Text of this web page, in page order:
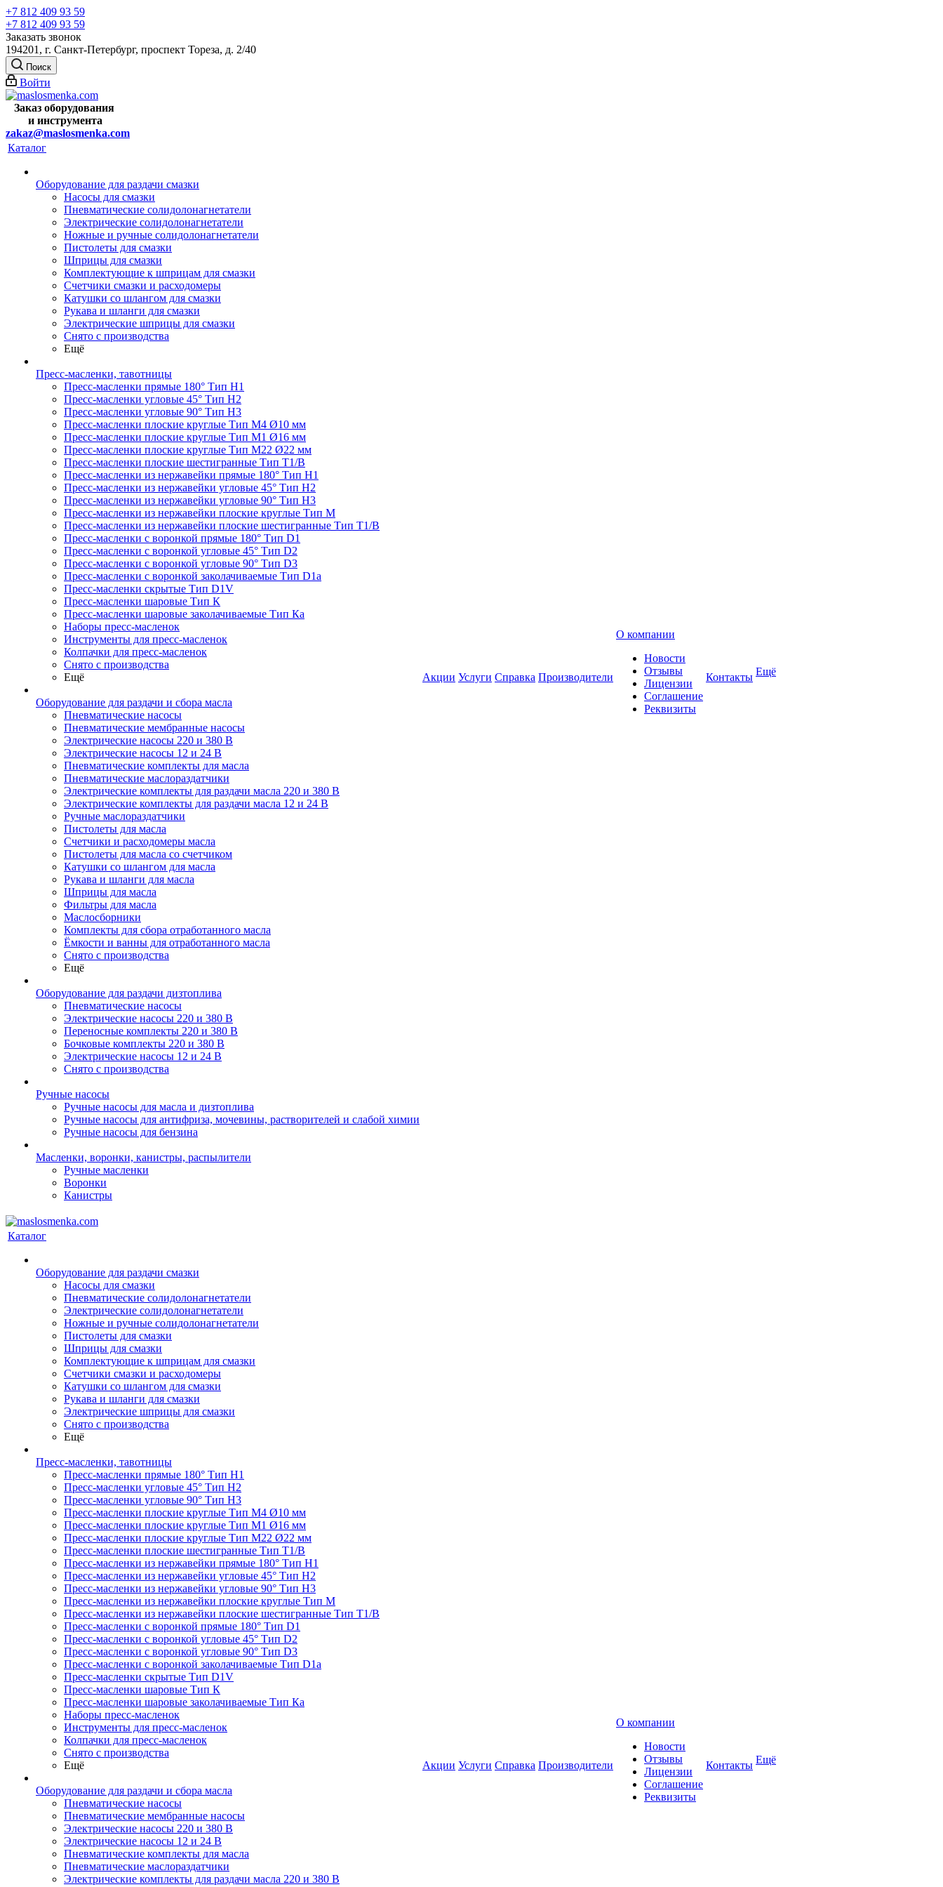
+7 812 409 93 59
+7 812 409 93 59
Заказать звонок
194201, г. Санкт-Петербург, проспект Тореза, д. 2/40
Поиск
Войти
Заказ оборудования
и инструмента
zakaz@maslosmenka.com
Каталог
Оборудование для раздачи смазки
Насосы для смазки
Пневматические солидолонагнетатели
Электрические солидолонагнетатели
Ножные и ручные солидолонагнетатели
Пистолеты для смазки
Шприцы для смазки
Комплектующие к шприцам для смазки
Счетчики смазки и расходомеры
Катушки со шлангом для смазки
Рукава и шланги для смазки
Электрические шприцы для смазки
Снято с производства
Ещё
Пресс-масленки, тавотницы
Пресс-масленки прямые 180° Тип H1
Пресс-масленки угловые 45° Тип H2
Пресс-масленки угловые 90° Тип H3
Пресс-масленки плоские круглые Тип M4 Ø10 мм
Пресс-масленки плоские круглые Тип M1 Ø16 мм
Пресс-масленки плоские круглые Тип M22 Ø22 мм
Пресс-масленки плоские шестигранные Тип T1/B
Пресс-масленки из нержавейки прямые 180° Тип H1
Пресс-масленки из нержавейки угловые 45° Тип H2
Пресс-масленки из нержавейки угловые 90° Тип H3
Пресс-масленки из нержавейки плоские круглые Тип M
Пресс-масленки из нержавейки плоские шестигранные Тип T1/B
Пресс-масленки с воронкой прямые 180° Тип D1
Пресс-масленки с воронкой угловые 45° Тип D2
Пресс-масленки с воронкой угловые 90° Тип D3
Пресс-масленки с воронкой заколачиваемые Тип D1a
Пресс-масленки скрытые Тип D1V
Пресс-масленки шаровые Тип К
Пресс-масленки шаровые заколачиваемые Тип Кa
Наборы пресс-масленок
Инструменты для пресс-масленок
Колпачки для пресс-масленок
Снято с производства
Ещё
Оборудование для раздачи и сбора масла
Пневматические насосы
Пневматические мембранные насосы
Электрические насосы 220 и 380 В
Электрические насосы 12 и 24 В
Пневматические комплекты для масла
Пневматические маслораздатчики
Электрические комплекты для раздачи масла 220 и 380 В
Электрические комплекты для раздачи масла 12 и 24 В
Ручные маслораздатчики
Пистолеты для масла
Счетчики и расходомеры масла
Пистолеты для масла со счетчиком
Катушки со шлангом для масла
Рукава и шланги для масла
Шприцы для масла
Фильтры для масла
Маслосборники
Комплекты для сбора отработанного масла
Ёмкости и ванны для отработанного масла
Снято с производства
Ещё
Оборудование для раздачи дизтоплива
Пневматические насосы
Электрические насосы 220 и 380 В
Переносные комплекты 220 и 380 В
Бочковые комплекты 220 и 380 В
Электрические насосы 12 и 24 В
Снято с производства
Ручные насосы
Ручные насосы для масла и дизтоплива
Ручные насосы для антифриза, мочевины, растворителей и слабой химии
Ручные насосы для бензина
Масленки, воронки, канистры, распылители
Ручные масленки
Воронки
Канистры
Акции Услуги Справка Производители
О компании
Новости
Отзывы
Лицензии
Соглашение
Реквизиты
Контакты Ещё
Каталог
Оборудование для раздачи смазки
Насосы для смазки
Пневматические солидолонагнетатели
Электрические солидолонагнетатели
Ножные и ручные солидолонагнетатели
Пистолеты для смазки
Шприцы для смазки
Комплектующие к шприцам для смазки
Счетчики смазки и расходомеры
Катушки со шлангом для смазки
Рукава и шланги для смазки
Электрические шприцы для смазки
Снято с производства
Ещё
Пресс-масленки, тавотницы
Пресс-масленки прямые 180° Тип H1
Пресс-масленки угловые 45° Тип H2
Пресс-масленки угловые 90° Тип H3
Пресс-масленки плоские круглые Тип M4 Ø10 мм
Пресс-масленки плоские круглые Тип M1 Ø16 мм
Пресс-масленки плоские круглые Тип M22 Ø22 мм
Пресс-масленки плоские шестигранные Тип T1/B
Пресс-масленки из нержавейки прямые 180° Тип H1
Пресс-масленки из нержавейки угловые 45° Тип H2
Пресс-масленки из нержавейки угловые 90° Тип H3
Пресс-масленки из нержавейки плоские круглые Тип M
Пресс-масленки из нержавейки плоские шестигранные Тип T1/B
Пресс-масленки с воронкой прямые 180° Тип D1
Пресс-масленки с воронкой угловые 45° Тип D2
Пресс-масленки с воронкой угловые 90° Тип D3
Пресс-масленки с воронкой заколачиваемые Тип D1a
Пресс-масленки скрытые Тип D1V
Пресс-масленки шаровые Тип К
Пресс-масленки шаровые заколачиваемые Тип Кa
Наборы пресс-масленок
Инструменты для пресс-масленок
Колпачки для пресс-масленок
Снято с производства
Ещё
Оборудование для раздачи и сбора масла
Пневматические насосы
Пневматические мембранные насосы
Электрические насосы 220 и 380 В
Электрические насосы 12 и 24 В
Пневматические комплекты для масла
Пневматические маслораздатчики
Электрические комплекты для раздачи масла 220 и 380 В
Акции Услуги Справка Производители
О компании
Новости
Отзывы
Лицензии
Соглашение
Реквизиты
Контакты Ещё